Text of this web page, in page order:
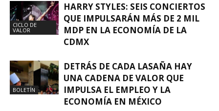
CICLO DE
VALOR
HARRY STYLES: SEIS CONCIERTOS
QUE IMPULSARÁN MÁS DE 2 MIL
MDP EN LA ECONOMÍA DE LA
CDMX
BOLETÍN
DETRÁS DE CADA LASAÑA HAY
UNA CADENA DE VALOR QUE
IMPULSA EL EMPLEO Y LA
ECONOMÍA EN MÉXICO